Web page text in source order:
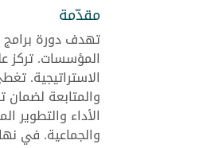
مقدّمة
تهدف دورة برامج
المؤسسات. تركز
الاستراتيجية.
والمتابعة
الأداء
والجماعية. في